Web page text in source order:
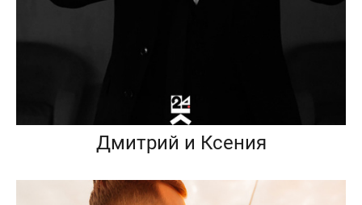
Дмитрий и Ксения